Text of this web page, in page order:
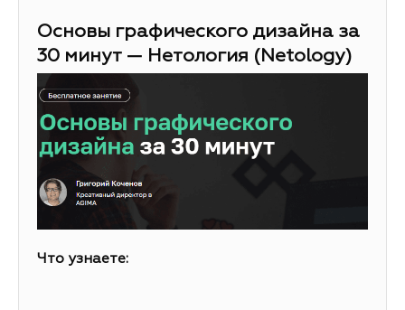
Основы графического дизайна за
30 минут — Нетология (Netology)
Что узнаете: